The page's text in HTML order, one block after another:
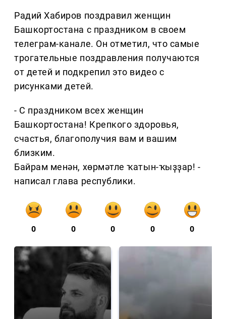
Радий Хабиров поздравил женщин
Башкортостана с праздником в своем
телеграм-канале. Он отметил, что самые
трогательные поздравления получаются
от детей и подкрепил это видео с
рисунками детей.
- С праздником всех женщин
Башкортостана! Крепкого здоровья,
счастья, благополучия вам и вашим
близким.
Байрам менән, хөрмәтле ҡатын-ҡыҙҙар! -
написал глава республики.
0 0 0 0 0